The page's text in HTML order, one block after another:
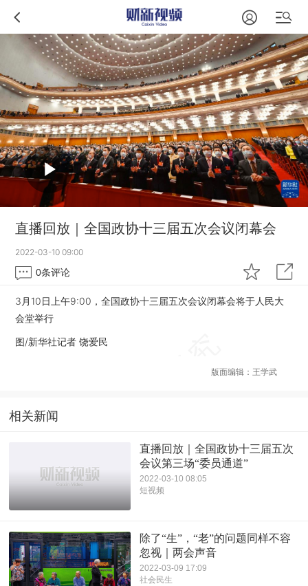
直播回放｜全国政协十三届五次会议闭幕会
2022-03-10 09:00
0条评论
3月10日上午9:00，全国政协十三届五次会议闭幕会将于人民大
会堂举行
图/新华社记者 饶爱民
版面编辑：王学武
相关新闻
直播回放｜全国政协十三届五次
会议第三场“委员通道”
2022-03-10 08:05
短视频
除了“生”，“老”的问题同样不容
忽视｜两会声音
2022-03-09 17:09
社会民生